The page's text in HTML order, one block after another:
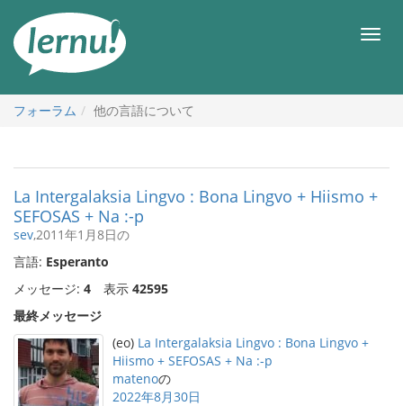
メ
フォーラム
他の言語について
La Intergalaksia Lingvo : Bona Lingvo + Hiismo +
SEFOSAS + Na :-p
sev,2011年1月8日の
言語: Esperanto
メッセージ: 4 表示 42595
最終メッセージ
(eo) La Intergalaksia Lingvo : Bona Lingvo +
Hiismo + SEFOSAS + Na :-p
matenoの
2022年8月30日